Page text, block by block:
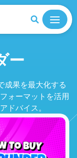
閉じる
ー
果を最大化する
ォーマットを活用
ドバイス。